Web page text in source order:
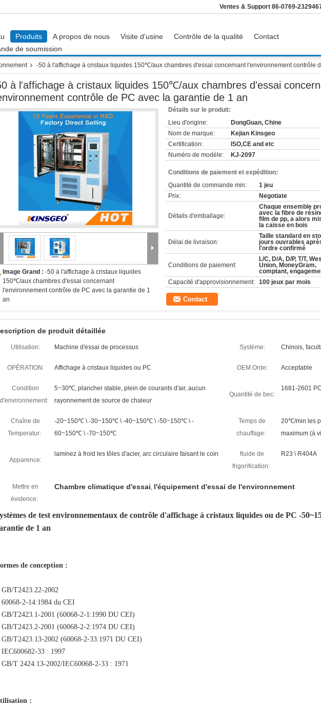
Ventes & Support 86-0769-
Produits A propos de nous Visite d'usine Contrôle de la qualité
Contact
de soumission
-50 à l'affichage à cristaux liquides 150℃/aux chambres d'essai concernant l'environnement contrôle
à l'affichage à cristaux liquides 150℃/aux chambres d'essai
contrôle de PC avec la garantie de 1 an
Image Grand : -50 à l'affichage à cristaux liquides
150℃/aux chambres d'essai concernant
l'environnement contrôle de PC avec la garantie de 1
an
Détails sur le produit:
Lieu d'origine:
DongGuan, Chine
Nom de marque:
Kejian Kinsgeo
Certification:
ISO,CE and etc
Numéro de modèle:
KJ-2097
Conditions de paiement et expédition:
Quantité de commande min:
1 jeu
Prix:
Negotiate
Détails d'emballage:
Chaque ensemble
avec la fibre de
film de pp, a alors
la caisse en bois
Délai de livraison:
Taille standard en
jours ouvrables
l'ordre confirmé
Conditions de paiement:
L/C, D/A, D/P, T/T,
Union, MoneyGram,
comptant,
Capacité d'approvisionnement: 100 jeux par mois
Contact
de produit détaillée
Utilisation: Machine d'essai de processus Système: Chinois,
OPÉRATION: Affichage à cristaux liquides ou PC OEM Orde: Acceptable
Condition
d'environnement:
5~30℃, plancher stable, plein de courants d'air, aucun
rayonnement de source de chaleur
Quantité de bec:
1681-2601
Chaîne de
Temperatur:
-20~150℃ \ -30~150℃ \ -40~150℃ \ -50~150℃ \ -
60~150℃ \ -70~150℃
Temps de
chauffage:
20℃/min les
maximum (à
Apparence:
laminez à froid les tôles d'acier, arc circulaire faisant le coin
fluide de
frigorification:
R23 \ R404A
Mettre en
évidence:
Chambre climatique d'essai, l'équipement d'essai de l'environnement
de test environnementaux de contrôle d'affichage à cristaux liquides ou de PC -
de 1 an
de conception :
GB/T2423.22-2002
60068-2-14:1984 du CEI
GB/T2423.1-2001 (60068-2-1:1990 DU CEI)
GB/T2423.2-2001 (60068-2-2:1974 DU CEI)
GB/T2423.13-2002 (60068-2-33:1971 DU CEI)
IEC600682-33 : 1997
GB/T 2424.13-2002/IEC60068-2-33 : 1971
: